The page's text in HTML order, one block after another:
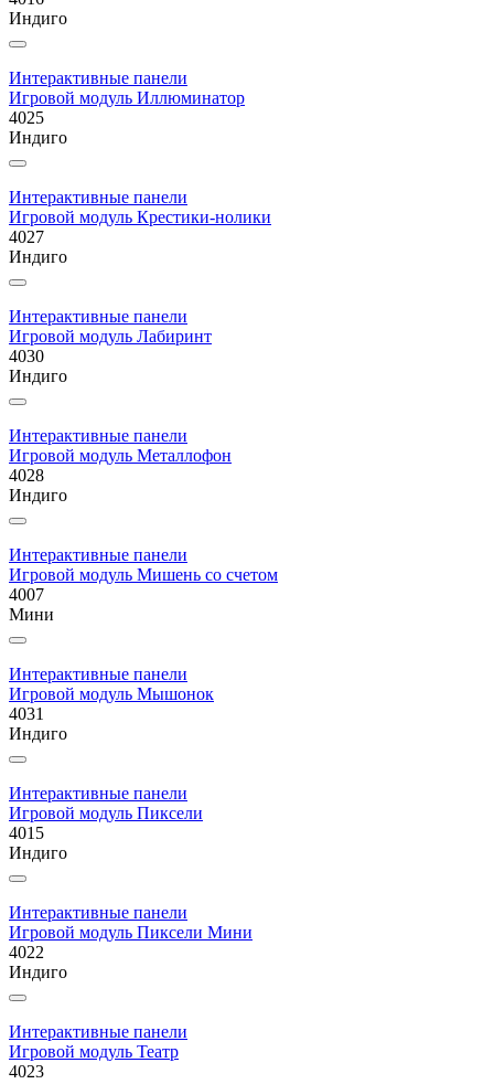
Индиго
Интерактивные панели
Игровой модуль Иллюминатор
4025
Индиго
Интерактивные панели
Игровой модуль Крестики-нолики
4027
Индиго
Интерактивные панели
Игровой модуль Лабиринт
4030
Индиго
Интерактивные панели
Игровой модуль Металлофон
4028
Индиго
Интерактивные панели
Игровой модуль Мишень со счетом
4007
Мини
Интерактивные панели
Игровой модуль Мышонок
4031
Индиго
Интерактивные панели
Игровой модуль Пиксели
4015
Индиго
Интерактивные панели
Игровой модуль Пиксели Мини
4022
Индиго
Интерактивные панели
Игровой модуль Театр
4023